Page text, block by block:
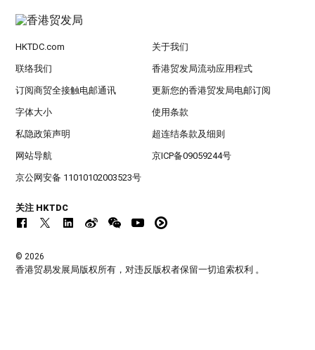
HKTDC.com 关于我们
联络我们 香港贸发局流动应用程式
订阅商贸全接触电邮通讯 更新您的香港贸发局电邮订阅
字体大小 使用条款
私隐政策声明 超连结条款及细则
网站导航 京ICP备09059244号
京公网安备 11010102003523号
关注 HKTDC
© 2026
香港贸易发展局版权所有，对违反版权者保留一切追索权利 。